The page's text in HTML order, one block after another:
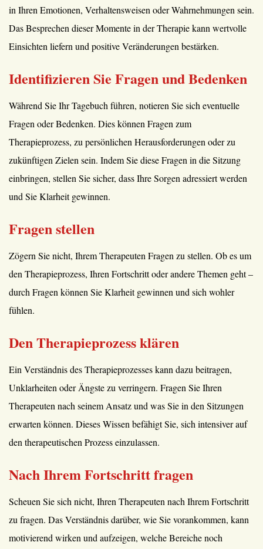
in Ihren Emotionen, Verhaltensweisen oder Wahrnehmungen sein.
Das Besprechen dieser Momente in der Therapie kann wertvolle
Einsichten liefern und positive Veränderungen bestärken.
Identifizieren Sie Fragen und Bedenken
Während Sie Ihr Tagebuch führen, notieren Sie sich eventuelle
Fragen oder Bedenken. Dies können Fragen zum
Therapieprozess, zu persönlichen Herausforderungen oder zu
zukünftigen Zielen sein. Indem Sie diese Fragen in die Sitzung
einbringen, stellen Sie sicher, dass Ihre Sorgen adressiert werden
und Sie Klarheit gewinnen.
Fragen stellen
Zögern Sie nicht, Ihrem Therapeuten Fragen zu stellen. Ob es um
den Therapieprozess, Ihren Fortschritt oder andere Themen geht –
durch Fragen können Sie Klarheit gewinnen und sich wohler
fühlen.
Den Therapieprozess klären
Ein Verständnis des Therapieprozesses kann dazu beitragen,
Unklarheiten oder Ängste zu verringern. Fragen Sie Ihren
Therapeuten nach seinem Ansatz und was Sie in den Sitzungen
erwarten können. Dieses Wissen befähigt Sie, sich intensiver auf
den therapeutischen Prozess einzulassen.
Nach Ihrem Fortschritt fragen
Scheuen Sie sich nicht, Ihren Therapeuten nach Ihrem Fortschritt
zu fragen. Das Verständnis darüber, wie Sie vorankommen, kann
motivierend wirken und aufzeigen, welche Bereiche noch